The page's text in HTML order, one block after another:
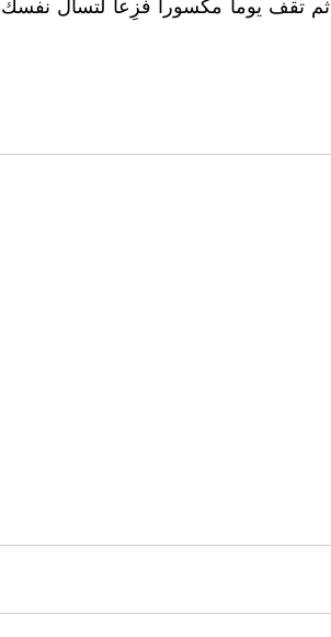
ثم تقف يوما مكسورا فزِعاً لتسأل